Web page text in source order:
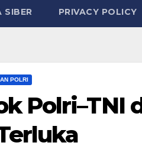
SIBER PRIVACY POLICY
POLRI
Polri–TNI